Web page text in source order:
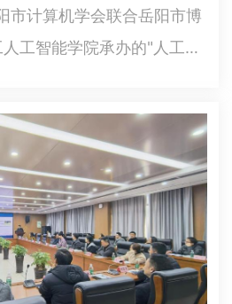
计算机学会联合岳阳市博
工智能学院承办的"人工智
能时代·探秘智能科技"为
与互动实践相结合的形
外中小学…